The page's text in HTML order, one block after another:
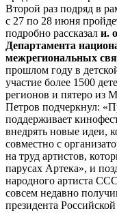
Второй раз подряд в
с 27 по 28 июня
подробно рассказал и.
Департамента
межрегиональных
прошлом году в
участие более 1500
регионов и пятеро из
Петров подчеркнул:
поддерживает
внедрять новые идеи,
совместно с
на труд артистов,
парусах Артека», и
народного артиста
совсем недавно
президента